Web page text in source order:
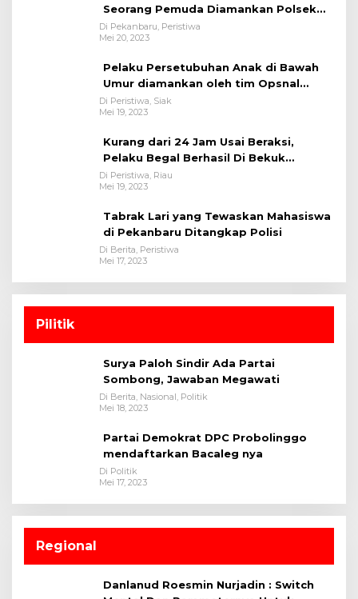
Seorang Pemuda Diamankan Polsek
Bukit Raya
Di Pekanbaru, Peristiwa
Mei 20, 2023
Pelaku Persetubuhan Anak di Bawah
Umur diamankan oleh tim Opsnal
Polsek Tualang-Polres Siak-Polda Riau
Di Peristiwa, Siak
Mei 19, 2023
Kurang dari 24 Jam Usai Beraksi,
Pelaku Begal Berhasil Di Bekuk
Satreskrim Polres Kuansing
Di Peristiwa, Riau
Mei 19, 2023
Tabrak Lari yang Tewaskan Mahasiswa
di Pekanbaru Ditangkap Polisi
Di Berita, Peristiwa
Mei 17, 2023
Pilitik
Surya Paloh Sindir Ada Partai
Sombong, Jawaban Megawati
Di Berita, Nasional, Politik
Mei 18, 2023
Partai Demokrat DPC Probolinggo
mendaftarkan Bacaleg nya
Di Politik
Mei 17, 2023
Regional
Danlanud Roesmin Nurjadin : Switch